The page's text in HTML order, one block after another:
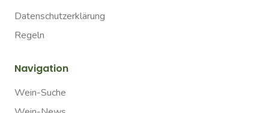
Datenschutzerklärung
Regeln
Navigation
Wein-Suche